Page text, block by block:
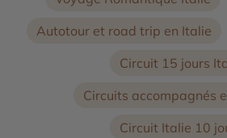
Autotour et road trip en Italie
Circuit 15 jours
Circuits accompagnés
Circuit Italie 10